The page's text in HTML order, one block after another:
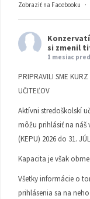
Zobraziť na Facebooku ·
si zmenil
1 mesiac pred
PRIPRAVILI SME
UČITEĽOV
Aktívni stredoškolskí
môžu prihlásiť na náš
(KEPU) 2026 do 31.
Kapacita je však
Všetky informácie o
prihlásenia sa na